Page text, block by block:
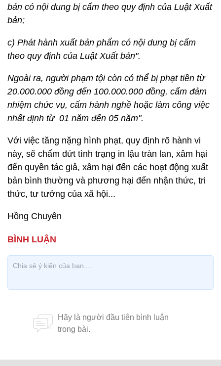
bản có nội dung bị cấm theo quy định của Luật Xuất
bản;
c) Phát hành xuất bản phẩm có nội dung bị cấm
theo quy định của Luật Xuất bản".
Ngoài ra, người phạm tội còn có thể bị phạt tiền từ
20.000.000 đồng đến 100.000.000 đồng, cấm đảm
nhiệm chức vụ, cấm hành nghề hoặc làm công việc
nhất định từ 01 năm đến 05 năm".
Với việc tăng nặng hình phạt, quy định rõ hành vi
này, sẽ chấm dứt tình trạng in lậu tràn lan, xâm hại
đến quyền tác giả, xâm hại đến các hoạt động xuất
bản bình thường và phương hại đến nhận thức, tri
thức, tư tưởng của xã hội...
Hồng Chuyên